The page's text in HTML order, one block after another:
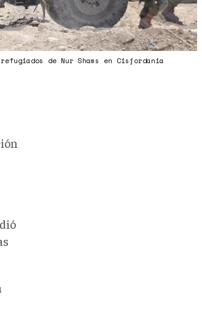
de Nur Shams en Cisjordania